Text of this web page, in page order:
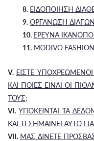
8. ΕΙΔΟΠΟΙΗΣΗ
9. ΟΡΓΑΝΩΣΗ
10. ΕΡΕΥΝΑ
11. MODIVO
V. ΕΙΣΤΕ
ΚΑΙ ΠΟΙΕΣ ΕΙΝΑΙ ΟΙ
ΤΟΥΣ;
VI. ΥΠΟΚΕΙΝΤΑΙ ΤΑ
ΚΑΙ ΤΙ ΣΗΜΑΙΝΕΙ ΑΥΤΟ
VII. ΜΑΣ ΔΙΝΕΤΕ